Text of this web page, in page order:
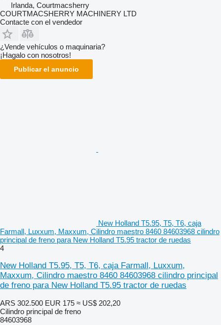
Irlanda, Courtmacsherry
COURTMACSHERRY MACHINERY LTD
Contacte con el vendedor
¿Vende vehículos o maquinaria?
¡Hagalo con nosotros!
Publicar el anuncio
New Holland T5.95, T5, T6, caja
Farmall, Luxxum, Maxxum, Cilindro maestro 8460 84603968 cilindro
principal de freno para New Holland T5.95 tractor de ruedas
4
New Holland T5.95, T5, T6, caja Farmall, Luxxum,
Maxxum, Cilindro maestro 8460 84603968 cilindro principal
de freno para New Holland T5.95 tractor de ruedas
ARS 302.500 EUR 175 ≈ US$ 202,20
Cilindro principal de freno
84603968